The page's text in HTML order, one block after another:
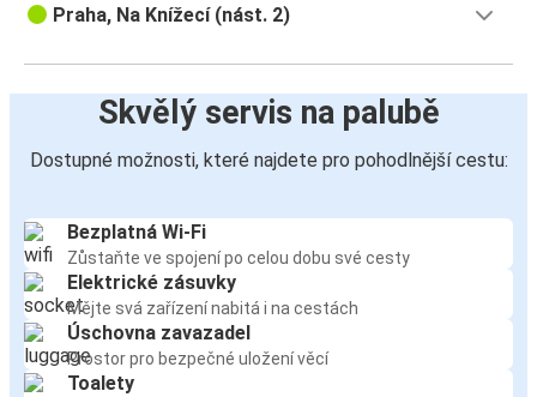
Praha, Na Knížecí (nást. 2)
Skvělý servis na palubě
Dostupné možnosti, které najdete pro pohodlnější cestu:
Bezplatná Wi-Fi
Zůstaňte ve spojení po celou dobu své cesty
Elektrické zásuvky
Mějte svá zařízení nabitá i na cestách
Úschovna zavazadel
Prostor pro bezpečné uložení věcí
Toalety